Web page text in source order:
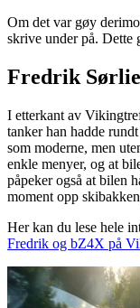
Om det var gøy
skrive under på. Dette
Fredrik
I etterkant av
tanker han hadde
som moderne, men
enkle menyer, og at
påpeker også at bilen
moment opp
Her kan du lese hele
Fredrik og bZ4X på